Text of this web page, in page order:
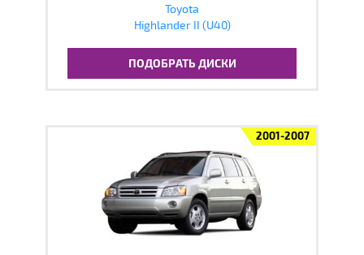
Toyota
Highlander II (U40)
ПОДОБРАТЬ ДИСКИ
2001-2007